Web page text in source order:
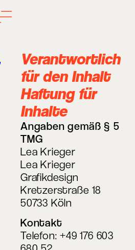
Verantwortlich
für den Inhalt
Haftung für
Inhalte
Angaben gemäß § 5
TMG
Lea Krieger
Lea Krieger
Grafikdesign
Kretzerstraße 18
50733 Köln
Kontakt
Telefon: +49 176 603